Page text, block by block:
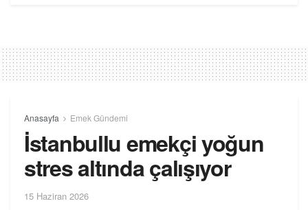
Anasayfa Emek Gündemi
İstanbullu emekçi yoğun
stres altında çalışıyor
15 Haziran 2026